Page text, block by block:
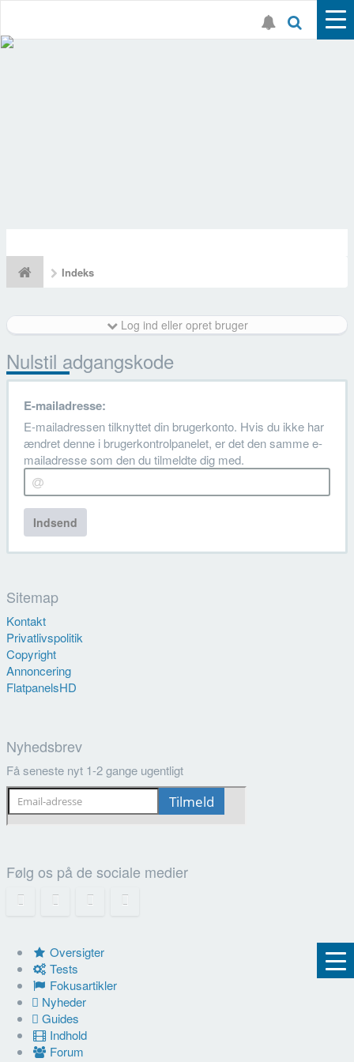
Indeks
Log ind eller opret bruger
Nulstil adgangskode
E-mailadresse:
E-mailadressen tilknyttet din brugerkonto. Hvis du ikke har
ændret denne i brugerkontrolpanelet, er det den samme e-
mailadresse som den du tilmeldte dig med.
Indsend
Sitemap
Kontakt
Privatlivspolitik
Copyright
Annoncering
FlatpanelsHD
Nyhedsbrev
Få seneste nyt 1-2 gange ugentligt
Følg os på de sociale medier
Oversigter
Tests
Fokusartikler
Nyheder
Guides
Indhold
Forum